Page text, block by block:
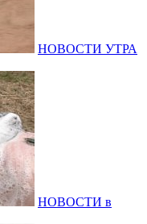
НОВОСТИ УТРА
НОВОСТИ в